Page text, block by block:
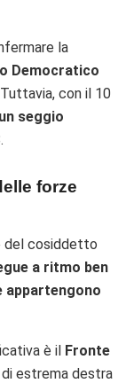
la
Democratico
con il 10
seggio
forze
del cosiddetto
a ritmo ben
appartengono
è il Fronte
estrema destra